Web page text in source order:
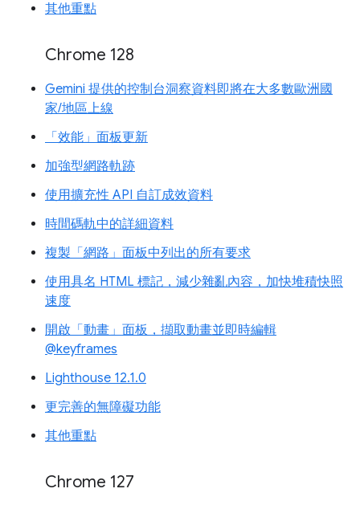
其他重點
Chrome 128
Gemini 提供的控制台洞察資料即將在大多數歐洲國
家/地區上線
「效能」面板更新
加強型網路軌跡
使用擴充性 API 自訂成效資料
時間碼軌中的詳細資料
複製「網路」面板中列出的所有要求
使用具名 HTML 標記，減少雜亂內容，加快堆積快照
速度
開啟「動畫」面板，擷取動畫並即時編輯
@keyframes
Lighthouse 12.1.0
更完善的無障礙功能
其他重點
Chrome 127